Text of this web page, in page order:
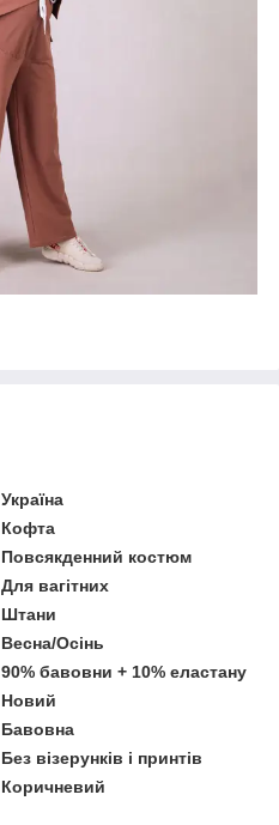
Україна
Кофта
Повсякденний костюм
Для вагітних
Штани
Весна/Осінь
90% бавовни + 10% еластану
Новий
Бавовна
Без візерунків і принтів
Коричневий